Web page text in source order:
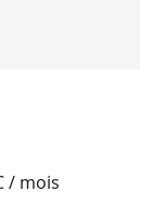
/ mois